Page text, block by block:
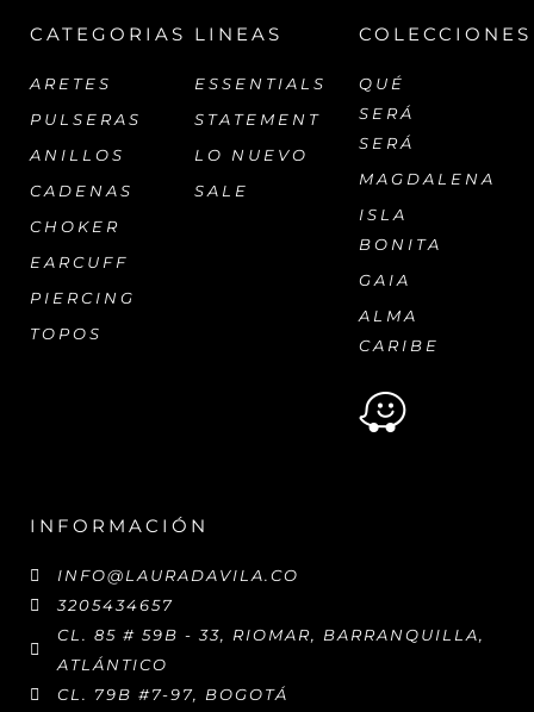
CATEGORIAS
ARETES
PULSERAS
ANILLOS
CADENAS
CHOKER
EARCUFF
PIERCING
TOPOS
LINEAS
ESSENTIALS
STATEMENT
LO NUEVO
SALE
COLECCIONES
QUÉ
SERÁ
SERÁ
MAGDALENA
ISLA
BONITA
GAIA
ALMA
CARIBE
INFORMACIÓN
INFO@LAURADAVILA.CO
3205434657
CL. 85 # 59B - 33, RIOMAR, BARRANQUILLA,
ATLÁNTICO
CL. 79B #7-97, BOGOTÁ